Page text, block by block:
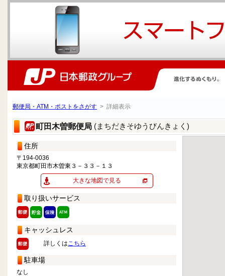
郵便局・ATM・ポストをさがす > 詳細表示
町田木曽郵便局 (まちだきそゆうびんきょく)
住所
〒194-0036
東京都町田市木曽東３－３３－１３
大きな地図で見る
取り扱いサービス
キャッシュレス
詳しくはこちら
駐車場
なし